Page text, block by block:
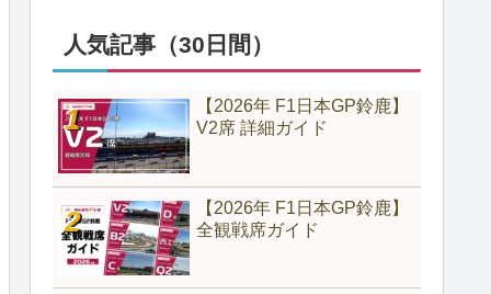
人気記事（30日間）
【2026年 F1日本GP鈴鹿】
V2席 詳細ガイド
【2026年 F1日本GP鈴鹿】
全観戦席ガイド